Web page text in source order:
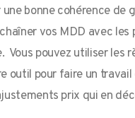
une bonne cohérence de
vos MDD avec les
Vous pouvez utiliser les
outil pour faire un
prix qui en